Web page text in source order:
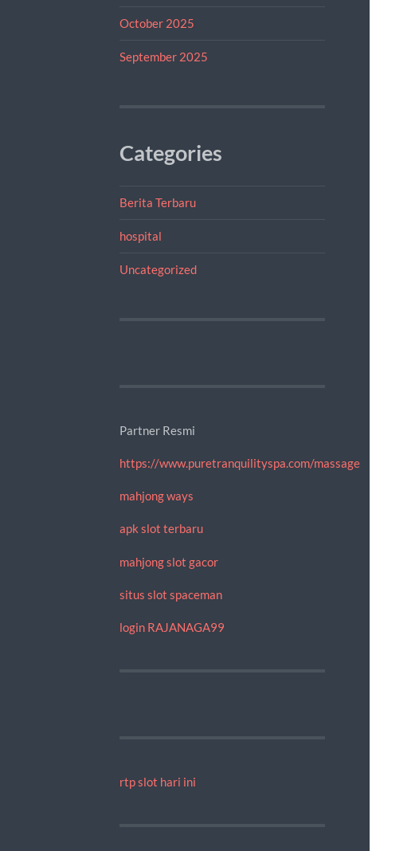
October 2025
September 2025
Categories
Berita Terbaru
hospital
Uncategorized
Partner Resmi
https://www.puretranquilityspa.com/massage
mahjong ways
apk slot terbaru
mahjong slot gacor
situs slot spaceman
login RAJANAGA99
rtp slot hari ini